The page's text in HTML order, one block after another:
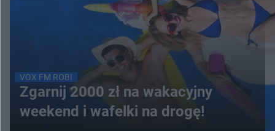
VOX FM ROBI
Zgarnij 2000 zł na wakacyjny
weekend i wafelki na drogę!